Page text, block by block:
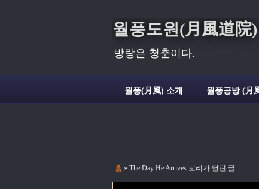
월풍도원(月風道院
방랑은 청춘이다.
월풍(月風) 소개 월풍공방 (月
홈 » The Day He Arrives 꼬리가 달린 글